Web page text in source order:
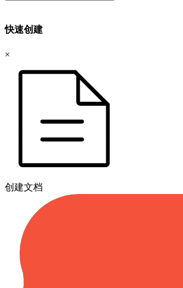
快速创建
×
创建文档